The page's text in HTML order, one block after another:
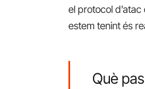
el protocol
estem tenint és
Què